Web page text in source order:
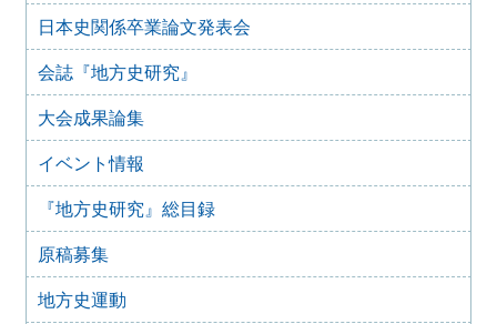
第61回日本史関係卒業論文発表会
2021年3月25日
第62回日本史関係卒業論文発表会のご案内
2020年3月29日
第61回日本史関係卒業論文発表会 延期のお知らせ
第60回日本史関係卒業論文発表会のご案内
2019年2月19日
第60回日本史関係卒業論文発表会の日程・会場について
（予告）
2018年4月7日
第59回日本史関係卒業論文発表会のお知らせ
日本史関係卒業論文発表会
会誌『地方史研究』
大会成果論集
イベント情報
『地方史研究』総目録
原稿募集
地方史運動